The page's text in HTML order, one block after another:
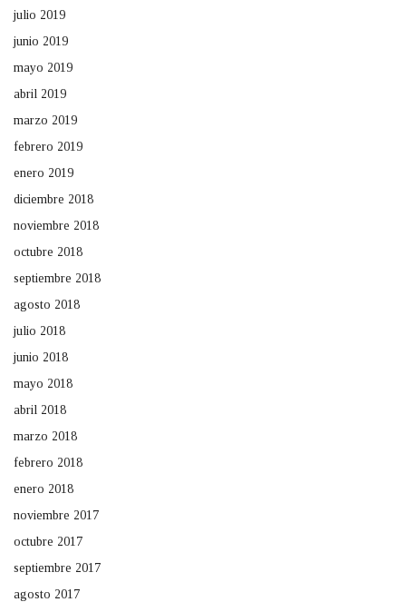
julio 2019
junio 2019
mayo 2019
abril 2019
marzo 2019
febrero 2019
enero 2019
diciembre 2018
noviembre 2018
octubre 2018
septiembre 2018
agosto 2018
julio 2018
junio 2018
mayo 2018
abril 2018
marzo 2018
febrero 2018
enero 2018
noviembre 2017
octubre 2017
septiembre 2017
agosto 2017